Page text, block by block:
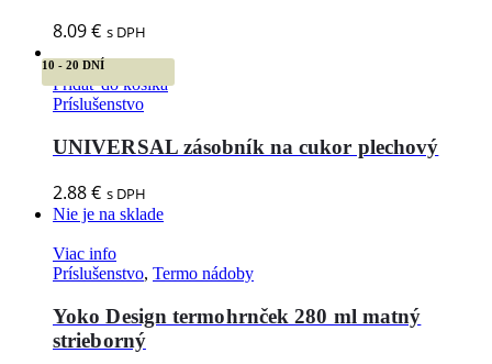
8.09€ s DPH
10 - 20 DNÍ
Pridať do košíka
Príslušenstvo
UNIVERSAL zásobník na cukor plechový
2.88€ s DPH
Nie je na sklade
Viac info
Príslušenstvo, Termo nádoby
Yoko Design termohrnček 280 ml matný
strieborný